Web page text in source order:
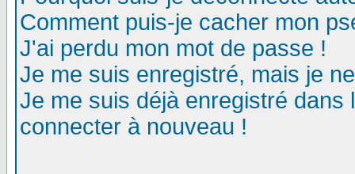
Comment puis-je cacher mon
J'ai perdu mon mot de passe !
Je me suis enregistré, mais je
Je me suis déjà enregistré
connecter à nouveau !